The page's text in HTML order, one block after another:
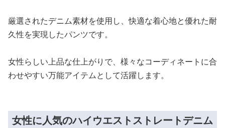
厳選されたデニム素材を使用し、快適な着心地と優れた耐
久性を実現したパンツです。
女性らしい上品な仕上がりで、様々なコーディネートに合
わせやすい万能アイテムとして活躍します。
女性に人気のハイウエストストレートデニム